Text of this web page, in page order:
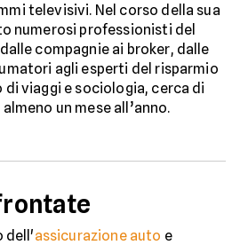
televisivi. Nel corso della sua
numerosi professionisti del
compagnie ai broker, dalle
agli esperti del risparmio
viaggi e sociologia, cerca di
un mese all’anno.
dell'assicurazione auto e